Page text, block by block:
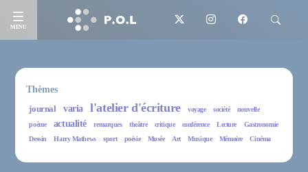
MENU
Thèmes
journal
varia l'atelier d'écriture voyage société
nouvelle
poème
actualité remarques theâtre critique conférence Lecture
Gastronomie
Dessin
Harry Mathews sport poésie Musée Art Musique Mémoire Cinéma